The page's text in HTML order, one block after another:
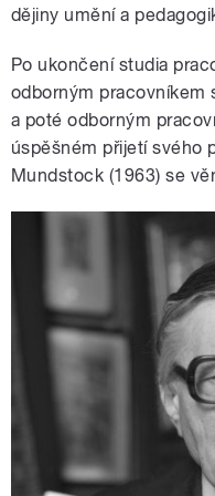
dějiny umění a
Po ukončení studia
odborným pracovníkem
a poté odborným
úspěšném přijetí svého
Mundstock (1963) se